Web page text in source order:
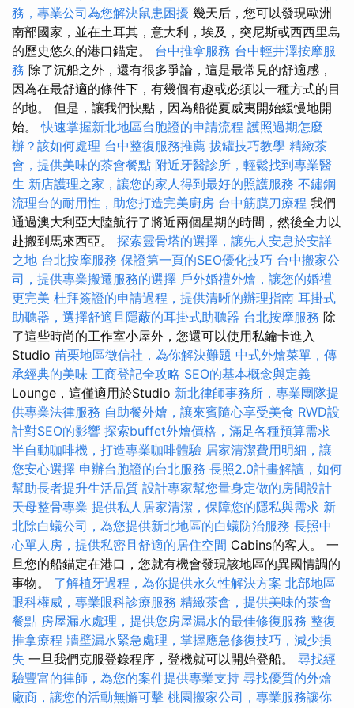
務，專業公司為您解決鼠患困擾 幾天后，您可以發現歐洲
南部國家，並在土耳其，意大利，埃及，突尼斯或西西里島
的歷史悠久的港口錨定。 台中推拿服務 台中輕井澤按摩服
務 除了沉船之外，還有很多爭論，這是最常見的舒適感，
因為在最舒適的條件下，有幾個有趣或必須以一種方式的目
的地。 但是，讓我們快點，因為船從夏威夷開始緩慢地開
始。快速掌握新北地區台胞證的申請流程 護照過期怎麼
辦？該如何處理 台中整復服務推薦 拔罐技巧教學 精緻茶
會，提供美味的茶會餐點 附近牙醫診所，輕鬆找到專業醫
生 新店護理之家，讓您的家人得到最好的照護服務 不鏽鋼
流理台的耐用性，助您打造完美廚房 台中筋膜刀療程 我們
通過澳大利亞大陸航行了將近兩個星期的時間，然後全力以
赴搬到馬來西亞。 探索靈骨塔的選擇，讓先人安息於安詳
之地 台北按摩服務 保證第一頁的SEO優化技巧 台中搬家公
司，提供專業搬遷服務的選擇 戶外婚禮外燴，讓您的婚禮
更完美 杜拜簽證的申請過程，提供清晰的辦理指南 耳掛式
助聽器，選擇舒適且隱蔽的耳掛式助聽器 台北按摩服務 除
了這些時尚的工作室小屋外，您還可以使用私鑰卡進入
Studio 苗栗地區徵信社，為你解決難題 中式外燴菜單，傳
承經典的美味 工商登記全攻略 SEO的基本概念與定義
Lounge，這僅適用於Studio 新北律師事務所，專業團隊提
供專業法律服務 自助餐外燴，讓來賓隨心享受美食 RWD設
計對SEO的影響 探索buffet外燴價格，滿足各種預算需求
半自動咖啡機，打造專業咖啡體驗 居家清潔費用明細，讓
您安心選擇 申辦台胞證的台北服務 長照2.0計畫解讀，如何
幫助長者提升生活品質 設計專家幫您量身定做的房間設計
天母整骨專業 提供私人居家清潔，保障您的隱私與需求 新
北除白蟻公司，為您提供新北地區的白蟻防治服務 長照中
心單人房，提供私密且舒適的居住空間 Cabins的客人。 一
旦您的船錨定在港口，您就有機會發現該地區的異國情調的
事物。 了解植牙過程，為你提供永久性解決方案 北部地區
眼科權威，專業眼科診療服務 精緻茶會，提供美味的茶會
餐點 房屋漏水處理，提供您房屋漏水的最佳修復服務 整復
推拿療程 牆壁漏水緊急處理，掌握應急修復技巧，減少損
失 一旦我們克服登錄程序，登機就可以開始登船。 尋找經
驗豐富的律師，為您的案件提供專業支持 尋找優質的外燴
廠商，讓您的活動無懈可擊 桃園搬家公司，專業服務讓你